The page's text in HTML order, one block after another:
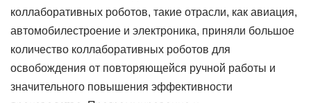
коллаборативных роботов, такие отрасли, как авиация,
автомобилестроение и электроника, приняли большое
количество коллаборативных роботов для
освобождения от повторяющейся ручной работы и
значительного повышения эффективности